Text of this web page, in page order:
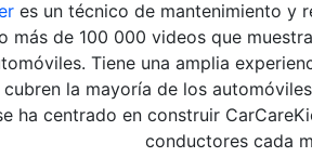
es un técnico de mantenimiento y
más de 100 000 videos que
Tiene una amplia
la mayoría de los
ha centrado en construir
conductores cada